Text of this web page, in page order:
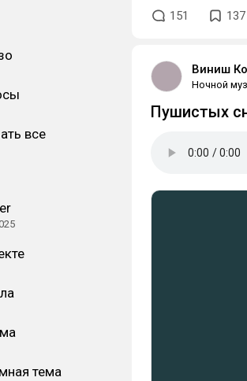
все
тема
151 137
Виниш
Ночной
Пушистых